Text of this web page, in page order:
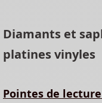
Diamants et
platines vinyles
Pointes de